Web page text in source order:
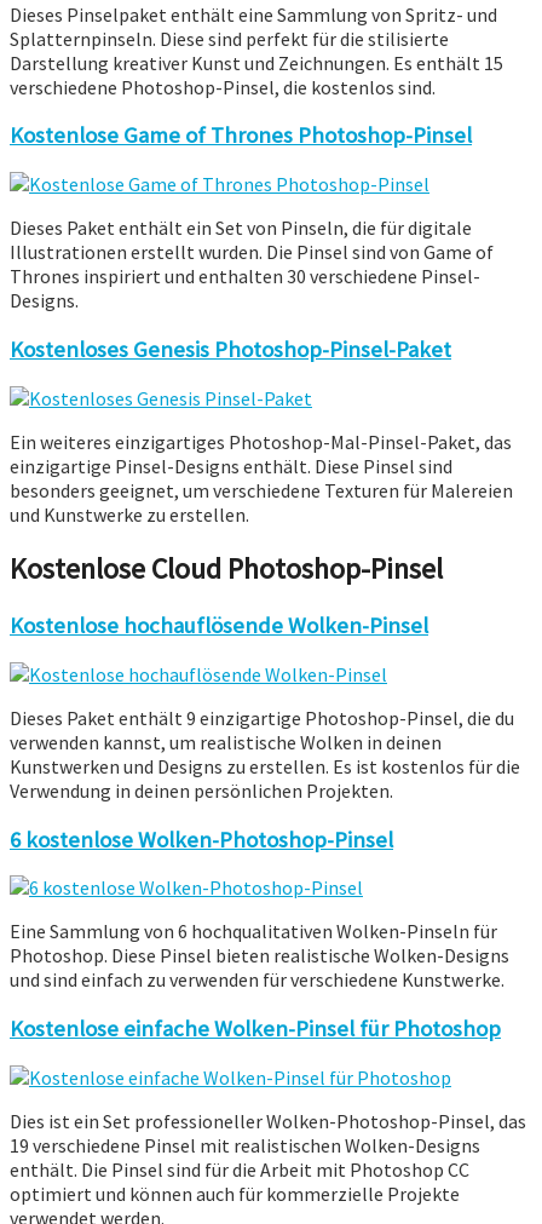
Dieses Pinselpaket enthält eine Sammlung von Spritz- und
Splatternpinseln. Diese sind perfekt für die stilisierte
Darstellung kreativer Kunst und Zeichnungen. Es enthält 15
verschiedene Photoshop-Pinsel, die kostenlos sind.
Kostenlose Game of Thrones Photoshop-Pinsel
Dieses Paket enthält ein Set von Pinseln, die für digitale
Illustrationen erstellt wurden. Die Pinsel sind von Game of
Thrones inspiriert und enthalten 30 verschiedene Pinsel-
Designs.
Kostenloses Genesis Photoshop-Pinsel-Paket
Ein weiteres einzigartiges Photoshop-Mal-Pinsel-Paket, das
einzigartige Pinsel-Designs enthält. Diese Pinsel sind
besonders geeignet, um verschiedene Texturen für Malereien
und Kunstwerke zu erstellen.
Kostenlose Cloud Photoshop-Pinsel
Kostenlose hochauflösende Wolken-Pinsel
Dieses Paket enthält 9 einzigartige Photoshop-Pinsel, die du
verwenden kannst, um realistische Wolken in deinen
Kunstwerken und Designs zu erstellen. Es ist kostenlos für die
Verwendung in deinen persönlichen Projekten.
6 kostenlose Wolken-Photoshop-Pinsel
Eine Sammlung von 6 hochqualitativen Wolken-Pinseln für
Photoshop. Diese Pinsel bieten realistische Wolken-Designs
und sind einfach zu verwenden für verschiedene Kunstwerke.
Kostenlose einfache Wolken-Pinsel für Photoshop
Dies ist ein Set professioneller Wolken-Photoshop-Pinsel, das
19 verschiedene Pinsel mit realistischen Wolken-Designs
enthält. Die Pinsel sind für die Arbeit mit Photoshop CC
optimiert und können auch für kommerzielle Projekte
verwendet werden.